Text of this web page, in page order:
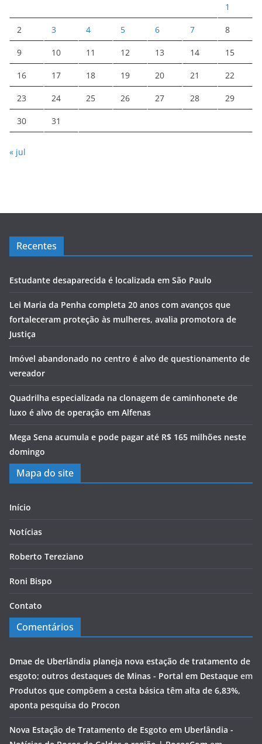
1
2 3 4 5 6 7 8
9 10 11 12 13 14 15
16 17 18 19 20 21 22
23 24 25 26 27 28 29
30 31
« jul
Recentes
Estudante desaparecida é localizada em São Paulo
Lei Maria da Penha completa 20 anos com avanços que
fortaleceram proteção às mulheres, avalia promotora de
Justiça
Imóvel abandonado no centro é alvo de questionamento de
vereador
Quadrilha especializada na clonagem de caminhonete de
luxo é alvo de operação em Alfenas
Mega Sena acumula e pode pagar até R$ 165 milhões neste
domingo
Mapa do site
Início
Notícias
Roberto Tereziano
Roni Bispo
Contato
Comentários
Dmae de Uberlândia planeja nova estação de tratamento de
esgoto; outros destaques de Minas - Portal em Destaque em
Produtos que compõem a cesta básica têm alta de 6,83%,
aponta pesquisa do Procon
Nova Estação de Tratamento de Esgoto em Uberlândia -